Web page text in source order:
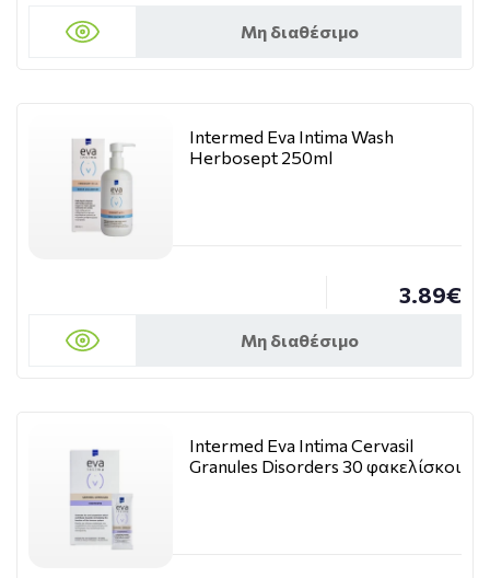
Μη διαθέσιμο
Intermed Eva Intima Wash
Herbosept 250ml
3.89€
Μη διαθέσιμο
Intermed Eva Intima Cervasil
Granules Disorders 30 φακελίσκοι